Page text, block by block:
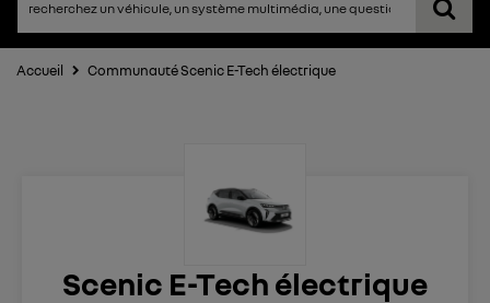
Accueil Communauté Scenic E-Tech électrique
Scenic E-Tech électrique